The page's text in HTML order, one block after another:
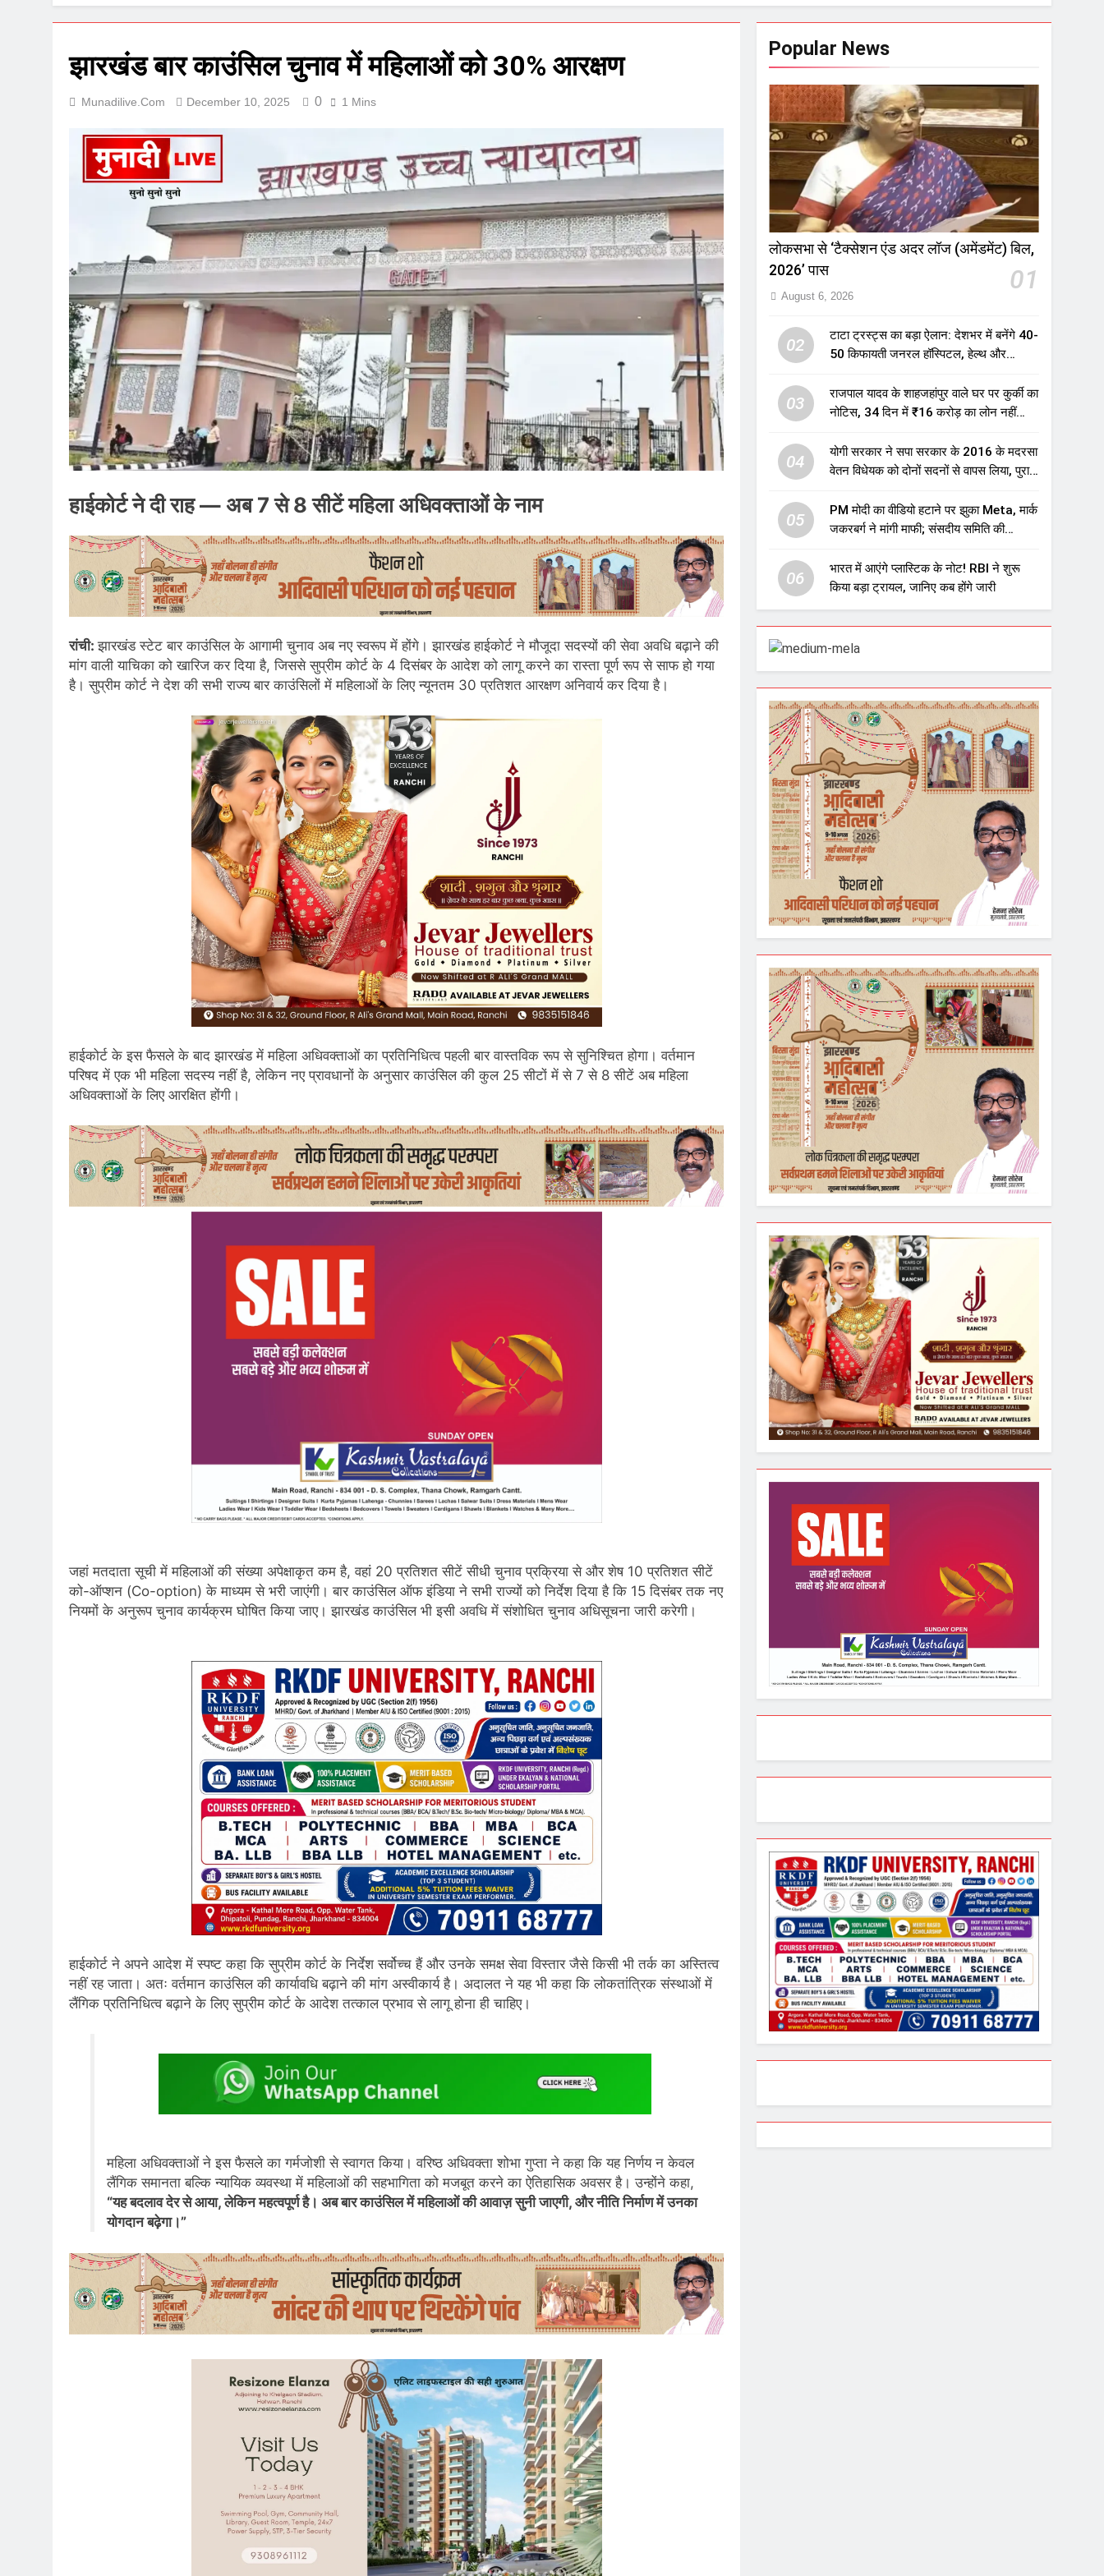
झारखंड बार काउंसिल चुनाव में महिलाओं को 30% आरक्षण
Munadilive.com December 10, 2025 0 1 Mins
हाईकोर्ट ने दी राह — अब 7 से 8 सीटें महिला अधिवक्ताओं के नाम
रांची:झारखंड स्टेट बार काउंसिल के आगामी चुनाव अब नए स्वरूप में होंगे। झारखंड हाईकोर्ट ने मौजूदा सदस्यों की सेवा अवधि बढ़ाने की
मांग वाली याचिका को खारिज कर दिया है, जिससे सुप्रीम कोर्ट के 4 दिसंबर के आदेश को लागू करने का रास्ता पूर्ण रूप से साफ हो गया
है। सुप्रीम कोर्ट ने देश की सभी राज्य बार काउंसिलों में महिलाओं के लिए न्यूनतम 30 प्रतिशत आरक्षण अनिवार्य कर दिया है।
हाईकोर्ट के इस फैसले के बाद झारखंड में महिला अधिवक्ताओं का प्रतिनिधित्व पहली बार वास्तविक रूप से सुनिश्चित होगा। वर्तमान
परिषद में एक भी महिला सदस्य नहीं है, लेकिन नए प्रावधानों के अनुसार काउंसिल की कुल 25 सीटों में से 7 से 8 सीटें अब महिला
अधिवक्ताओं के लिए आरक्षित होंगी।
जहां मतदाता सूची में महिलाओं की संख्या अपेक्षाकृत कम है, वहां 20 प्रतिशत सीटें सीधी चुनाव प्रक्रिया से और शेष 10 प्रतिशत सीटें
को-ऑप्शन (Co-option) के माध्यम से भरी जाएंगी। बार काउंसिल ऑफ इंडिया ने सभी राज्यों को निर्देश दिया है कि 15 दिसंबर तक नए
नियमों के अनुरूप चुनाव कार्यक्रम घोषित किया जाए। झारखंड काउंसिल भी इसी अवधि में संशोधित चुनाव अधिसूचना जारी करेगी।
हाईकोर्ट ने अपने आदेश में स्पष्ट कहा कि सुप्रीम कोर्ट के निर्देश सर्वोच्च हैं और उनके समक्ष सेवा विस्तार जैसे किसी भी तर्क का अस्तित्व
नहीं रह जाता। अतः वर्तमान काउंसिल की कार्यावधि बढ़ाने की मांग अस्वीकार्य है। अदालत ने यह भी कहा कि लोकतांत्रिक संस्थाओं में
लैंगिक प्रतिनिधित्व बढ़ाने के लिए सुप्रीम कोर्ट के आदेश तत्काल प्रभाव से लागू होना ही चाहिए।
महिला अधिवक्ताओं ने इस फैसले का गर्मजोशी से स्वागत किया। वरिष्ठ अधिवक्ता शोभा गुप्ता ने कहा कि यह निर्णय न केवल
लैंगिक समानता बल्कि न्यायिक व्यवस्था में महिलाओं की सहभागिता को मजबूत करने का ऐतिहासिक अवसर है। उन्होंने कहा,
“यह बदलाव देर से आया, लेकिन महत्वपूर्ण है। अब बार काउंसिल में महिलाओं की आवाज़ सुनी जाएगी, और नीति निर्माण में उनका
योगदान बढ़ेगा।”
Popular News
लोकसभा से ‘टैक्सेशन एंड अदर लॉज (अमेंडमेंट) बिल,
2026’ पास
01
August 6, 2026
02
टाटा ट्रस्ट्स का बड़ा ऐलान: देशभर में बनेंगे 40-
50 किफायती जनरल हॉस्पिटल, हेल्थ और
03
राजपाल यादव के शाहजहांपुर वाले घर पर कुर्की का
नोटिस, 34 दिन में ₹16 करोड़ का लोन नहीं
04
योगी सरकार ने सपा सरकार के 2016 के मदरसा
वेतन विधेयक को दोनों सदनों से वापस लिया, पुराने
उठाए सवाल
05
PM मोदी का वीडियो हटाने पर झुका Meta, मार्क
जकरबर्ग ने मांगी माफी; संसदीय समिति की
06
भारत में आएंगे प्लास्टिक के नोट! RBI ने शुरू
किया बड़ा ट्रायल, जानिए कब होंगे जारी